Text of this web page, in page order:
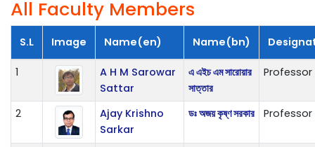
All Faculty Members
S.L Image Name(en) Name(bn)
1
A H M Sarowar
Sattar
এ এইচ এম সারোয়ার
সাত্তার
Professor
2
Ajay Krishno
Sarkar
ডঃ অজয় কৃষ্ণ সরকার Professor